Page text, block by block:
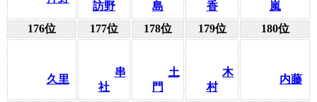
訪野
島
香
嵐
176位
177位 178位 179位 180位
久里
串
社
土
門
木
村
内藤